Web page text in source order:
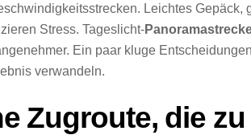
Leichtes Gepäck,
Stress. Tageslicht-
Ein paar kluge
verwandeln.
Zugroute, die